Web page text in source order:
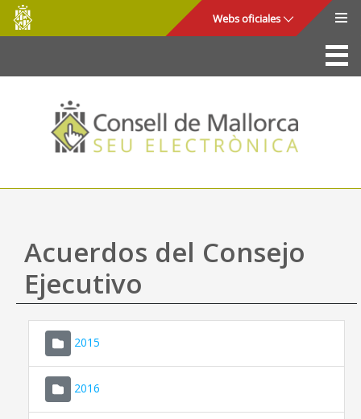
Saltar al contenido principal
Consell
de
Mallorca
Webs oficiales
La Sede
Consejo de Mallorca
Acceso y seguridad
Utilidades
Mapa web
Ayuda
Acuerdos del Consejo
Ejecutivo
2015
2016